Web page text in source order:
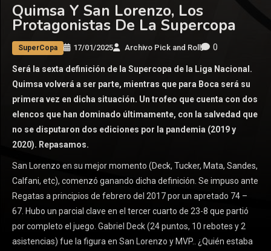
Quimsa Y San Lorenzo, Los
Protagonistas De La Supercopa
SuperCopa 17/01/2025 Archivo Pick and Roll 0
Será la sexta definición de la Supercopa de la Liga Nacional.
Quimsa volverá a ser parte, mientras que para Boca será su
primera vez en dicha situación. Un trofeo que cuenta con dos
elencos que han dominado últimamente, con la salvedad que
no se disputaron dos ediciones por la pandemia (2019 y
2020). Repasamos.
San Lorenzo en su mejor momento (Deck, Tucker, Mata, Sandes,
Calfani, etc), comenzó ganando dicha definición. Se impuso ante
Regatas a principios de febrero del 2017 por un apretado 74 –
67. Hubo un parcial clave en el tercer cuarto de 23-8 que partió
por completo el juego. Gabriel Deck (24 puntos, 10 rebotes y 2
asistencias) fue la figura en San Lorenzo y MVP.. ¿Quién estaba